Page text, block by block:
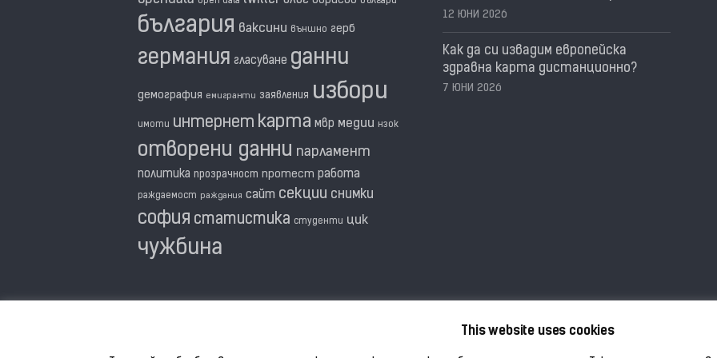
българия ваксини външно герб
германия гласуване данни
демография емигранти заявления избори
имоти интернет карта мвр медии нзок
отворени данни парламент
политика прозрачност протест работа
раждаемост раждания сайт секции снимки
софия статистика студенти цик
чужбина
12 ЮНИ 2026
Как да си извадим европейска
здравна карта дистанционно?
7 ЮНИ 2026
This website uses cookies